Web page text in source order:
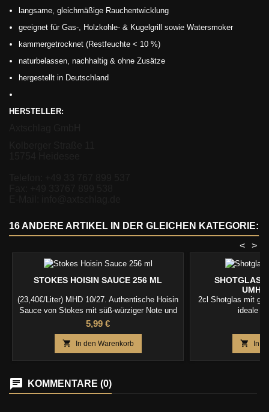
langsame, gleichmäßige Rauchentwicklung
geeignet für Gas-, Holzkohle- & Kugelgrill sowie Watersmoker
kammergetrocknet (Restfeuchte < 10 %)
naturbelassen, nachhaltig & ohne Zusätze
hergestellt in Deutschland
HERSTELLER:
16 ANDERE ARTIKEL IN DER GLEICHEN KATEGORIE:
>
<
STOKES HOISIN SAUCE 256 ML
(23,40€/Liter) MHD 10/27. Authentische Hoisin
Sauce von Stokes mit süß-würziger Note und
feiner Schärfe – ideal für Wokgerichte,
BBQ-Spezialitäten. 🥢🔥
Preis
5,99 €
 In den Warenkorb
SHOTGLAS
2cl Shotglas mit
ideale
 In
KOMMENTARE (0)